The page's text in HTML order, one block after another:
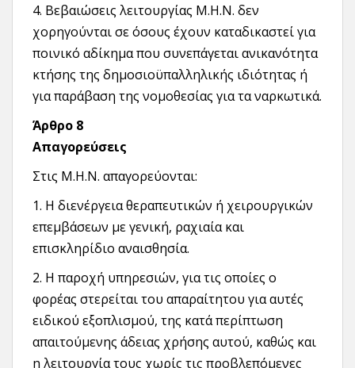
4. Βεβαιώσεις λειτουργίας Μ.Η.Ν. δεν
χορηγούνται σε όσους έχουν καταδικαστεί για
ποινικό αδίκημα που συνεπάγεται ανικανότητα
κτήσης της δημοσιοϋπαλληλικής ιδιότητας ή
για παράβαση της νομοθεσίας για τα ναρκωτικά.
Άρθρο 8
Απαγορεύσεις
Στις Μ.Η.Ν. απαγορεύονται:
1. Η διενέργεια θεραπευτικών ή χειρουργικών
επεμβάσεων με γενική, ραχιαία και
επισκληρίδιο αναισθησία.
2. Η παροχή υπηρεσιών, για τις οποίες ο
φορέας στερείται του απαραίτητου για αυτές
ειδικού εξοπλισμού, της κατά περίπτωση
απαιτούμενης άδειας χρήσης αυτού, καθώς και
η λειτουργία τους χωρίς τις προβλεπόμενες